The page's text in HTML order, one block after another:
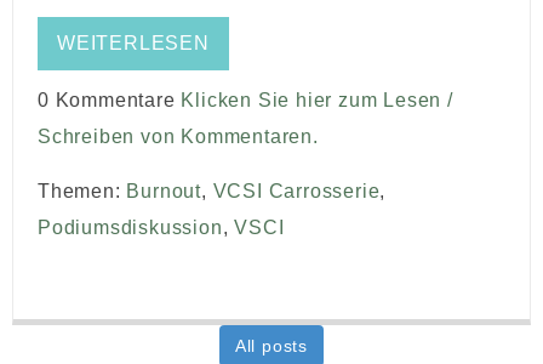
WEITERLESEN
0 Kommentare Klicken Sie hier zum Lesen /
Schreiben von Kommentaren.
Themen: Burnout, VCSI Carrosserie,
Podiumsdiskussion,VSCI
All posts